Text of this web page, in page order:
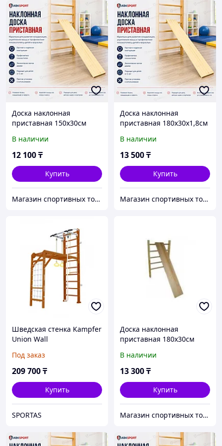
Доска наклонная
приставная 150x30см
В наличии
12 100₸
Купить
Магазин спортивных товаров SPORTCITY
Доска наклонная
приставная 180x30х1,8см
В наличии
13 500₸
Купить
Магазин спортивных товаров ABKSPORT
Шведская стенка Kampfer
Union Wall
Под заказ
209 700₸
Купить
SPORTAS
Доска наклонная
приставная 180x30см
В наличии
13 300₸
Купить
Магазин спортивных товаров ABKSPORT